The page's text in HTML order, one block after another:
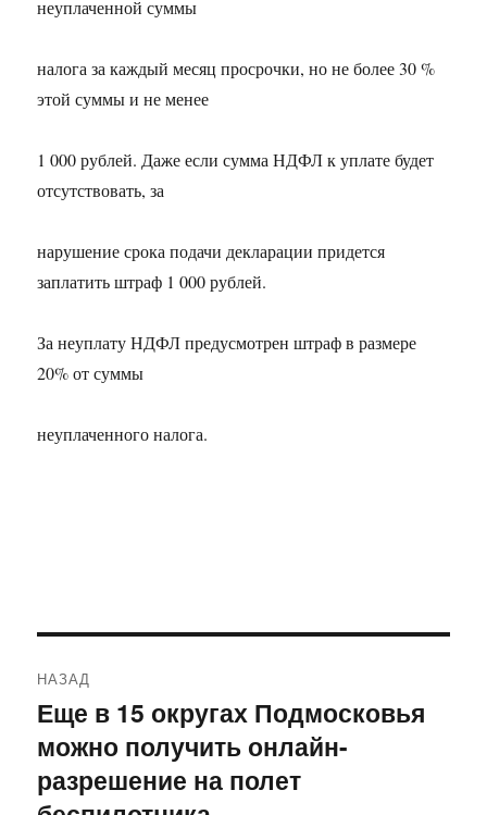
неуплаченной суммы
налога за каждый месяц просрочки, но не более 30 %
этой суммы и не менее
1 000 рублей. Даже если сумма НДФЛ к уплате будет
отсутствовать, за
нарушение срока подачи декларации придется
заплатить штраф 1 000 рублей.
За неуплату НДФЛ предусмотрен штраф в размере
20% от суммы
неуплаченного налога.
по
записям
НАЗАД
Предыдущая
запись:
Еще в 15 округах Подмосковья
можно получить онлайн-
разрешение на полет